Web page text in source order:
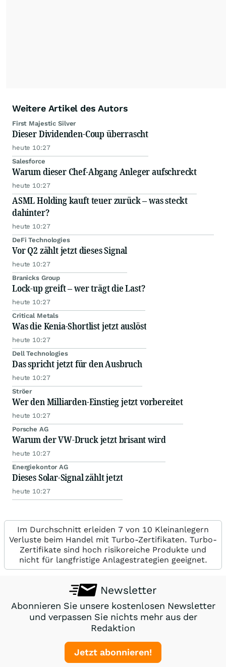
Weitere Artikel des Autors
First Majestic Silver
Dieser Dividenden-Coup überrascht
heute 10:27
Salesforce
Warum dieser Chef-Abgang Anleger aufschreckt
heute 10:27
ASML Holding kauft teuer zurück – was steckt
dahinter?
heute 10:27
DeFi Technologies
Vor Q2 zählt jetzt dieses Signal
heute 10:27
Branicks Group
Lock-up greift – wer trägt die Last?
heute 10:27
Critical Metals
Was die Kenia-Shortlist jetzt auslöst
heute 10:27
Dell Technologies
Das spricht jetzt für den Ausbruch
heute 10:27
Ströer
Wer den Milliarden-Einstieg jetzt vorbereitet
heute 10:27
Porsche AG
Warum der VW-Druck jetzt brisant wird
heute 10:27
Energiekontor AG
Dieses Solar-Signal zählt jetzt
heute 10:27
Im Durchschnitt erleiden 7 von 10 Kleinanlegern
Verluste beim Handel mit Turbo-Zertifikaten. Turbo-
Zertifikate sind hoch risikoreiche Produkte und
nicht für langfristige Anlagestrategien geeignet.
Newsletter
Abonnieren Sie unsere kostenlosen Newsletter
und verpassen Sie nichts mehr aus der
Redaktion
Jetzt abonnieren!